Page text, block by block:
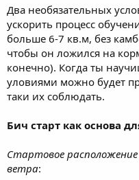
Два необязательных
ускорить процесс
больше 6-7 кв.м, без
чтобы он ложился на
конечно). Когда ты
уловиями можно будет
таки их соблюдать.
Бич старт как основа
Стартовое
ветра: